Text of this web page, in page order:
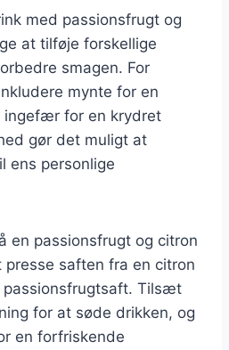
med passionsfrugt og
at tilføje forskellige
smagen. For
mynte for en
ingefær for en krydret
gør det muligt at
ens personlige
en passionsfrugt og citron
saften fra en citron
passionsfrugtsaft. Tilsæt
for at søde drikken, og
en forfriskende